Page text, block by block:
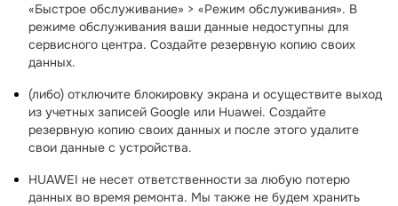
«Быстрое обслуживание» > «Режим обслуживания». В
режиме обслуживания ваши данные недоступны для
сервисного центра. Создайте резервную копию своих
данных.
(либо) отключите блокировку экрана и осуществите выход
из учетных записей Google или Huawei. Создайте
резервную копию своих данных и после этого удалите
свои данные с устройства.
HUAWEI не несет ответственности за любую потерю
данных во время ремонта. Мы также не будем хранить